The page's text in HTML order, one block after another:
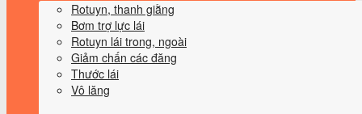
Rotuyn, thanh giằng
Bơm trợ lực lái
Rotuyn lái trong, ngoài
Giảm chấn các đăng
Thước lái
Vô lăng